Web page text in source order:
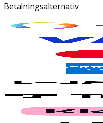
Betalningsalternativ